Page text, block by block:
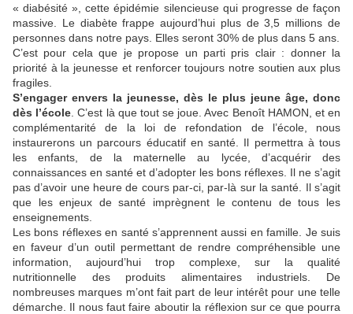
« diabésité », cette épidémie silencieuse qui progresse de façon
massive. Le diabète frappe aujourd’hui plus de 3,5 millions de
personnes dans notre pays. Elles seront 30% de plus dans 5 ans.
C’est pour cela que je propose un parti pris clair : donner la
priorité à la jeunesse et renforcer toujours notre soutien aux plus
fragiles.
S’engager envers la jeunesse, dès le plus jeune âge, donc
dès l’école . C’est là que tout se joue. Avec Benoît HAMON, et en
complémentarité de la loi de refondation de l’école, nous
instaurerons un parcours éducatif en santé. Il permettra à tous
les enfants, de la maternelle au lycée, d’acquérir des
connaissances en santé et d’adopter les bons réflexes. Il ne s’agit
pas d’avoir une heure de cours par-ci, par-là sur la santé. Il s’agit
que les enjeux de santé imprègnent le contenu de tous les
enseignements.
Les bons réflexes en santé s’apprennent aussi en famille. Je suis
en faveur d’un outil permettant de rendre compréhensible une
information, aujourd’hui trop complexe, sur la qualité
nutritionnelle des produits alimentaires industriels. De
nombreuses marques m’ont fait part de leur intérêt pour une telle
démarche. Il nous faut faire aboutir la réflexion sur ce que pourra